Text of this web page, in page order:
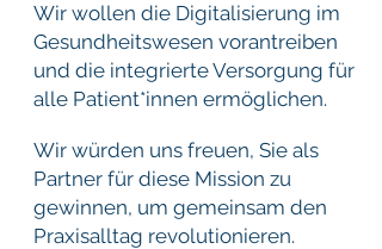
Wir wollen die Digitalisierung im
Gesundheitswesen vorantreiben
und die integrierte Versorgung für
alle Patient*innen ermöglichen.
Wir würden uns freuen, Sie als
Partner für diese Mission zu
gewinnen, um gemeinsam den
Praxisalltag revolutionieren.